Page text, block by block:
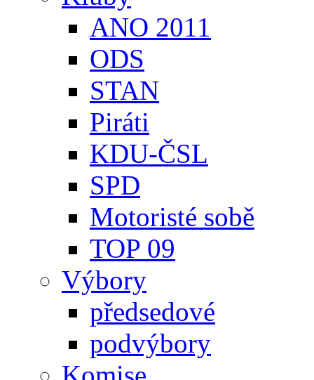
ANO 2011
ODS
STAN
Piráti
KDU-ČSL
SPD
Motoristé sobě
TOP 09
Výbory
předsedové
podvýbory